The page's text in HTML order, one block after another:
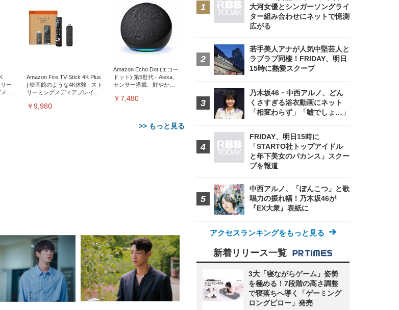
ー
デ
Amazon Fire TV Stick 4K Plus
| 映画館のような4K体験 | スト
リーミングメディアプレイヤ
￥9,980
Amazon Echo Dot (エコー
ドット) 第5世代 - Alexa、
センサー搭載、鮮やかな
￥7,480
>> もっと見る
ク
30
学 椅
げ
レス
ッシ
シ
お
ラ
チェア 疲れない テレワーク
チェア 強化バックレスト 30度
ロッキング機能 人間工学 椅子
腰サポート 90度跳ね上げ式ア
ームレスト 3Dヘッドレスト
ハンガー付き 高反発クッショ
ン PCチェア 通気性メッシュ
ゲーミング/勉強/事務用 おし
ゃれ パソコンチェア (ホワイ
ト)
￥7,680
ッシュ 通気性 ランバーサ
ポート付き 腰サポート ガ
ス圧無段階昇降 360度回
転 キャスター付き コンパ
クト 幅52×奥行58.5×高さ
84～96cm テレワーク 在
宅勤務 ブラック
￥4,139
ニター フル
HD（1920×1080）VA 非光
沢 HDMI/DisplayPort/VGA
スピーカー内蔵 高さ調整 ス
イベル VESA対応
ComfortView ビジネス向け
￥15,800
Gaming Monitor 24” Essential ゲ
ーミングモニター QD 24.5インチ
1ms FHD 量子ドット 残像低減 (3
年保証 | 輝点保証 | 日本メーカー)
￥34,980
品
ック) 【Amazon.co.jp限定】
Smart Basic アイリスオーヤマ
ペットシーツ 超厚型 お徳用
ワイド 100枚入 (x 1) (ケース
販売)
￥3,670
ュラー 200枚入
【Amazon.co.jp限定】
￥3,731
大河女優とシンガーソングライ
ター組み合わせにネットで憶測
広がる
若手美人アナが人気中堅芸人と
ラブラブ同棲！FRIDAY、明日
15時に熱愛スクープ
乃木坂46・中西アルノ、どん
くさすぎる浴衣動画にネット
「相変わらず」「嘘でしょ…」
FRIDAY、明日15時に
「STARTO社トップアイドル
と年下美女のバカンス」スクー
プを報道
中西アルノ、「ぽんこつ」と歌
唱力の振れ幅！乃木坂46が
『EX大衆』表紙に
アクセスランキングをもっと見る
新着リリース一覧
3大「寝ながらゲーム」姿勢
を極める！7段階の高さ調整
で寝落ちへ導く「ゲーミング
ロングピロー」発売